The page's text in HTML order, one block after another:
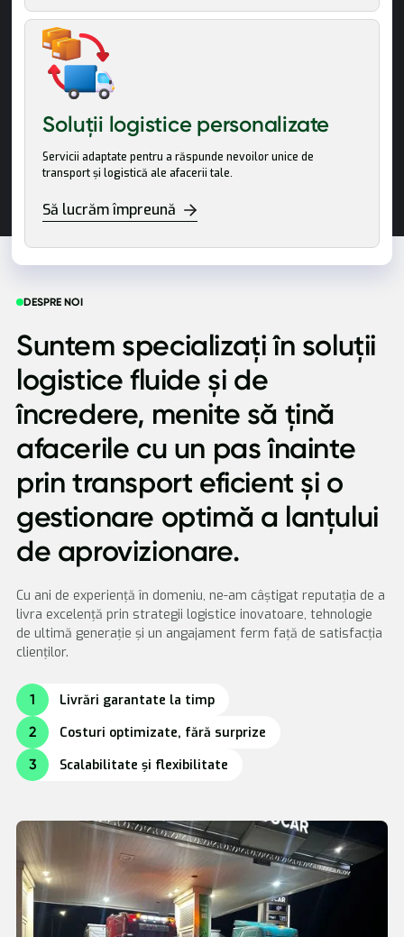
Soluții logistice personalizate
Servicii adaptate pentru a răspunde nevoilor unice de
transport și logistică ale afacerii tale.
Să lucrăm împreună
DESPRE NOI
Suntem specializați în soluții
logistice fluide și de
încredere, menite să țină
afacerile cu un pas înainte
prin transport eficient și o
gestionare optimă a lanțului
de aprovizionare.
Cu ani de experiență în domeniu, ne-am câștigat reputația de a
livra excelență prin strategii logistice inovatoare, tehnologie
de ultimă generație și un angajament ferm față de satisfacția
clienților.
1
Livrări garantate la timp
2
Costuri optimizate, fără surprize
3
Scalabilitate și flexibilitate